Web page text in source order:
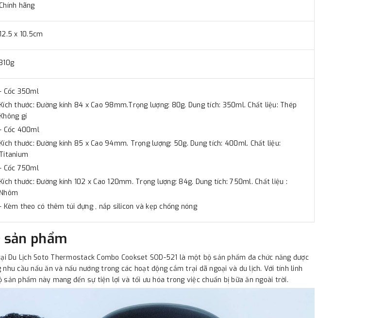
hãng
x 10.5cm
Cốc 350ml
thước: Đường kính 84 x Cao 98mm.Trọng lượng: 80g. Dung tích: 350ml. Chất liệu: Thép
gỉ
Cốc 400ml
thước: Đường kính 85 x Cao 94mm. Trọng lượng: 50g. Dung tích: 400ml. Chất liệu:
Titanium
Cốc 750ml
thước: Đường kính 102 x Cao 120mm. Trọng lượng: 84g. Dung tích: 750ml. Chất liệu :
Kèm theo có thêm túi đựng , nắp silicon và kẹp chống nóng
phẩm
Du Lịch Soto Thermostack Combo Cookset SOD-521 là một bộ sản phẩm đa chức năng được
cầu nấu ăn và nấu nướng trong các hoạt động cắm trại dã ngoại và du lịch. Với tính linh
sản phẩm này mang đến sự tiện lợi và tối ưu hóa trong việc chuẩn bị bữa ăn ngoài trời.